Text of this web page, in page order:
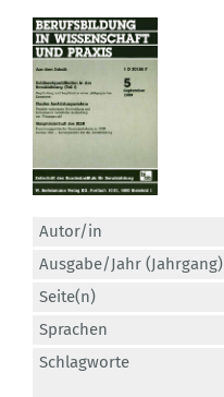
Autor/in
Ausgabe/Jahr (Jahrgang)
Seite(n)
Sprachen
Schlagworte